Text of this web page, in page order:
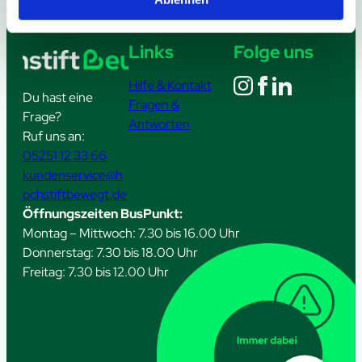
Du hast eine
Frage?
Ruf uns an:
05251 12 33 66
kundenservice@h
ochstiftbewegt.de
Links
Hilfe & Kontakt
Fragen &
Antworten
Folge uns
Öffnungszeiten BusPunkt:
Montag – Mittwoch: 7.30 bis 16.00 Uhr
Donnerstag: 7.30 bis 18.00 Uhr
Freitag: 7.30 bis 12.00 Uhr